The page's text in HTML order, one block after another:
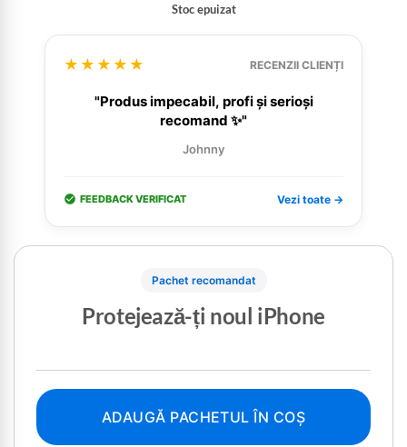
Stoc epuizat
★★★★★ RECENZII CLIENȚI
"Produs impecabil, profi și serioși
recomand ✨"
Johnny
FEEDBACK VERIFICAT Vezi toate →
Pachet recomandat
Protejează-ți noul iPhone
ADAUGĂ PACHETUL ÎN COȘ